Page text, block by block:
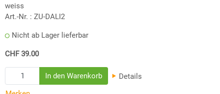
weiss
Art.-Nr. : ZU-DALI2
Nicht ab Lager lieferbar
CHF 39.00
Details